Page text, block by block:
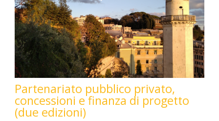
Partenariato pubblico privato,
concessioni e finanza di progetto
(due edizioni)